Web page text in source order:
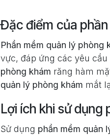
Đặc điểm của
Phần mềm quản lý phòng
vực, đáp ứng các yêu
phòng khám răng hàm
quản lý phòng khám mắt
Lợi ích khi sử dụng
Sử dụng phần mềm quản